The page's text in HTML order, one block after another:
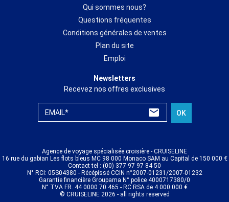
Qui sommes nous?
Questions fréquentes
Conditions générales de ventes
Plan du site
Emploi
Newsletters
Recevez nos offres exclusives
EMAIL* OK
Agence de voyage spécialisée croisière - CRUISELINE
16 rue du gabian Les flots bleus MC 98 000 Monaco SAM au Capital de 150 000 €
Contact tel : (00) 377 97 97 84 50
N° RCI: 05S04380 - Récépissé CCIN n°2007-01231/2007-01232
Garantie financière Groupama N° police 4000717380/0
N° TVA FR. 44 0000 70 465 - RC RSA de 4 000 000 €
© CRUISELINE 2026 - all rights reserved